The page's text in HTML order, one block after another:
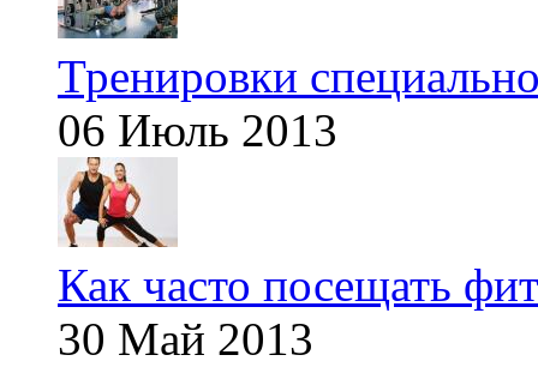
Тренировки
06 Июль 2013
Как часто посещать
30 Май 2013